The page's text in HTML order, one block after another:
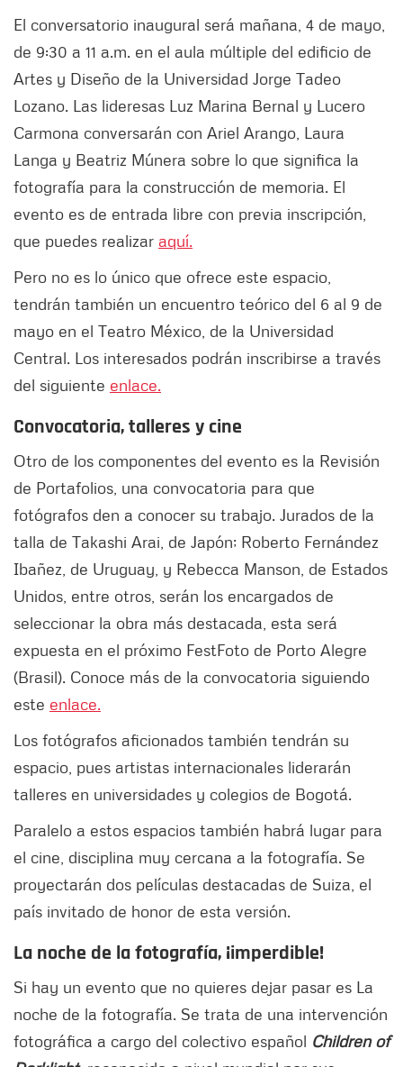
El conversatorio inaugural será mañana, 4 de mayo,
de 9:30 a 11 a.m. en el aula múltiple del edificio de
Artes y Diseño de la Universidad Jorge Tadeo
Lozano. Las lideresas Luz Marina Bernal y Lucero
Carmona conversarán con Ariel Arango, Laura
Langa y Beatriz Múnera sobre lo que significa la
fotografía para la construcción de memoria. El
evento es de entrada libre con previa inscripción,
que puedes realizar aquí.
Pero no es lo único que ofrece este espacio,
tendrán también un encuentro teórico del 6 al 9 de
mayo en el Teatro México, de la Universidad
Central. Los interesados podrán inscribirse a través
del siguiente enlace.
Convocatoria, talleres y cine
Otro de los componentes del evento es la Revisión
de Portafolios, una convocatoria para que
fotógrafos den a conocer su trabajo. Jurados de la
talla de Takashi Arai, de Japón; Roberto Fernández
Ibañez, de Uruguay, y Rebecca Manson, de Estados
Unidos, entre otros, serán los encargados de
seleccionar la obra más destacada, esta será
expuesta en el próximo FestFoto de Porto Alegre
(Brasil). Conoce más de la convocatoria siguiendo
este enlace.
Los fotógrafos aficionados también tendrán su
espacio, pues artistas internacionales liderarán
talleres en universidades y colegios de Bogotá.
Paralelo a estos espacios también habrá lugar para
el cine, disciplina muy cercana a la fotografía. Se
proyectarán dos películas destacadas de Suiza, el
país invitado de honor de esta versión.
La noche de la fotografía, ¡imperdible!
Si hay un evento que no quieres dejar pasar es La
noche de la fotografía. Se trata de una intervención
fotográfica a cargo del colectivo español Children of